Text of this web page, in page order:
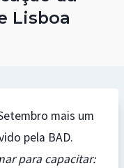
Lisboa
mais um
pela BAD.
para capacitar: